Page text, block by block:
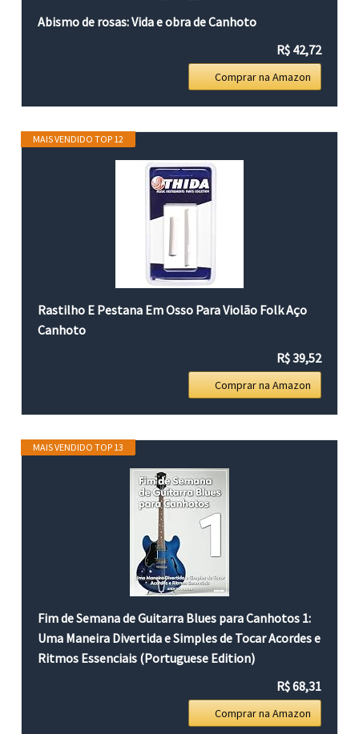
Abismo de rosas: Vida e obra de Canhoto
R$ 42,72
Comprar na Amazon
MAIS VENDIDO TOP 12
Rastilho E Pestana Em Osso Para Violão Folk Aço
Canhoto
R$ 39,52
Comprar na Amazon
MAIS VENDIDO TOP 13
Fim de Semana de Guitarra Blues para Canhotos 1:
Uma Maneira Divertida e Simples de Tocar Acordes e
Ritmos Essenciais (Portuguese Edition)
R$ 68,31
Comprar na Amazon